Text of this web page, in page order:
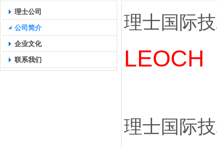
理士公司
公司简介
企业文化
联系我们
理士国际
LEOCH
理士国际